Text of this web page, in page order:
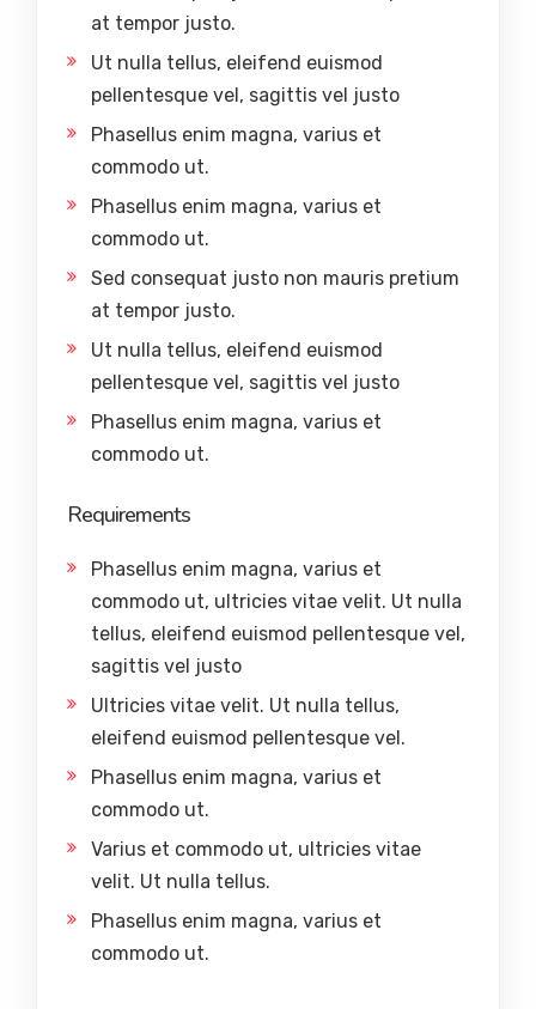
at tempor justo.
Ut nulla tellus, eleifend euismod
pellentesque vel, sagittis vel justo
Phasellus enim magna, varius et
commodo ut.
Phasellus enim magna, varius et
commodo ut.
Sed consequat justo non mauris pretium
at tempor justo.
Ut nulla tellus, eleifend euismod
pellentesque vel, sagittis vel justo
Phasellus enim magna, varius et
commodo ut.
Requirements
Phasellus enim magna, varius et
commodo ut, ultricies vitae velit. Ut nulla
tellus, eleifend euismod pellentesque vel,
sagittis vel justo
Ultricies vitae velit. Ut nulla tellus,
eleifend euismod pellentesque vel.
Phasellus enim magna, varius et
commodo ut.
Varius et commodo ut, ultricies vitae
velit. Ut nulla tellus.
Phasellus enim magna, varius et
commodo ut.